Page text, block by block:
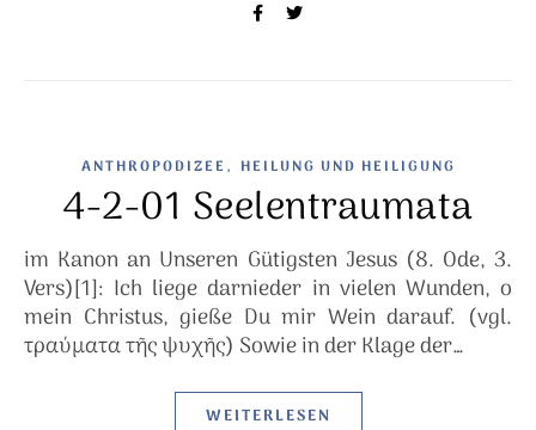
ANTHROPODIZEE , HEILUNG UND HEILIGUNG
4-2-01 Seelentraumata
im Kanon an Unseren Gütigsten Jesus (8. Ode, 3.
Vers)[1]: Ich liege darnieder in vielen Wunden, o
mein Christus, gieße Du mir Wein darauf. (vgl.
τραύματα τῆς ψυχῆς) Sowie in der Klage der…
WEITERLESEN